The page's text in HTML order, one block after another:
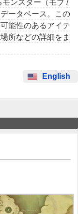
ンスター（モブ /
ータベース。この
能性のあるアイテ
所などの詳細をま
English